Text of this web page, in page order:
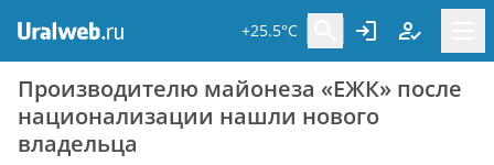
+25.5°C
Производителю майонеза «ЕЖК» после
национализации нашли нового
владельца